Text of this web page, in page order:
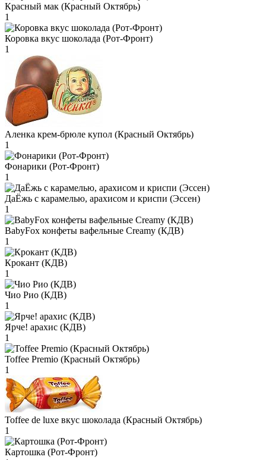
Красный мак (Красный Октябрь)
1
Коровка вкус шоколада (Рот-Фронт)
1
Аленка крем-брюле купол (Красный Октябрь)
1
Фонарики (Рот-Фронт)
1
ДаЁжь с карамелью, арахисом и криспи (Эссен)
1
BabyFox конфеты вафельные Creamy (КДВ)
1
Крокант (КДВ)
1
Чио Рио (КДВ)
1
Ярче! арахис (КДВ)
1
Toffee Premio (Красный Октябрь)
1
Toffee de luxe вкус шоколада (Красный Октябрь)
1
Картошка (Рот-Фронт)